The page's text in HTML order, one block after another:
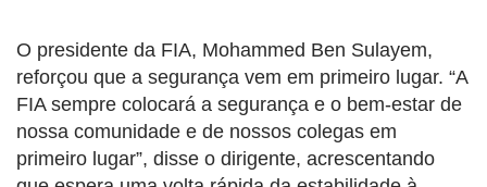
O presidente da FIA, Mohammed Ben Sulayem,
reforçou que a segurança vem em primeiro lugar. “A
FIA sempre colocará a segurança e o bem-estar de
nossa comunidade e de nossos colegas em
primeiro lugar”, disse o dirigente, acrescentando